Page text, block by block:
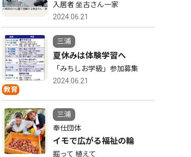
入居者 坐古さん一家
2024.06.21
教育
三浦
夏休みは体験学習へ
「みちしお学級」参加募集
2024.06.21
三浦
奉仕団体
イモで広がる福祉の輪
掘って 植えて